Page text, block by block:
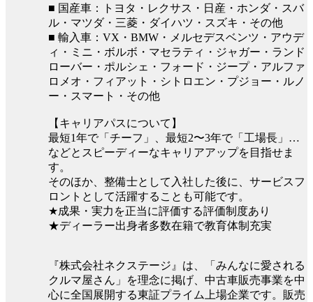
■ 国産車：トヨタ・レクサス・日産・ホンダ・スバ
ル・マツダ・三菱・ダイハツ・スズキ・その他
■ 輸入車：VX・BMW・メルセデスベンツ・アウデ
ィ・ミニ・ボルボ・マセラティ・ジャガー・ランド
ローバー・ポルシェ・フォード・ジープ・アルファ
ロメオ・フィアット・シトロエン・プジョー・ルノ
ー・スマート・その他
【キャリアパスについて】
最短1年で「チーフ」、最短2〜3年で「工場長」…
などとスピーディーなキャリアアップを目指せま
す。
そのほか、整備士として入社した後に、サービスフ
ロントとして活躍することも可能です。
★成果・実力を正当に評価する評価制度あり
★ディーラー出身者多数在籍で教育体制充実
『株式会社ネクステージ』は、「みんなに愛される
クルマ屋さん」を理念に掲げ、中古車販売事業を中
心に全国展開する東証プライム上場企業です。販売